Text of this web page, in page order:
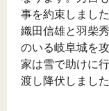
事を約束しまし
織田信雄と羽柴
のいる岐阜城を
家は雪で助けに
渡し降伏しました